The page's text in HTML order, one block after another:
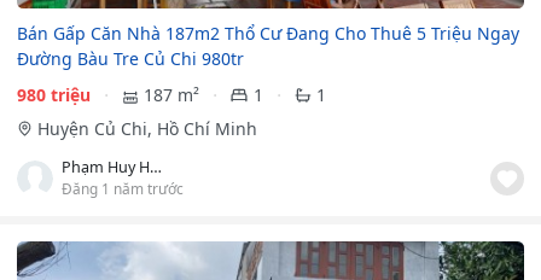
Bán Gấp Căn Nhà 187m2 Thổ Cư Đang Cho Thuê 5 Triệu Ngay
Đường Bàu Tre Củ Chi 980tr
980 triệu
187 m² 1
1
Huyện Củ Chi, Hồ Chí Minh
Phạm Huy Hoàng
Đăng 1 năm trước